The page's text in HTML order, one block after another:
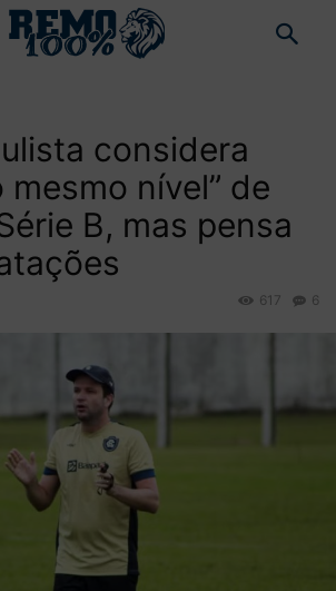
considera
mesmo nível” de
B, mas pensa
6
617